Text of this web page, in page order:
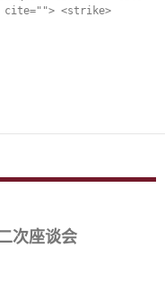
cite=""> <strike>
次座谈会